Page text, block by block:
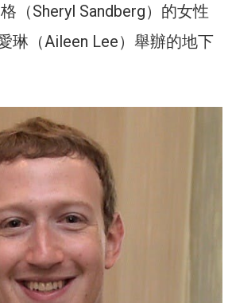
（Sheryl Sandberg）的女性
琳（Aileen Lee）舉辦的地下